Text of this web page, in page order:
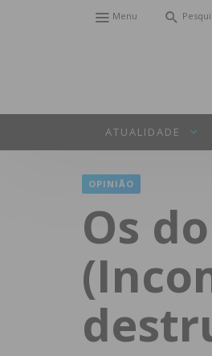
Menu
ATUALIDADE
OPINIÃO
Os